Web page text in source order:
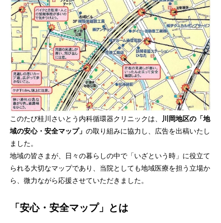
このたび桂川さいとう内科循環器クリニックは、
川岡地区の「地
域の安心・安全マップ」 の取り組みに協力し、広告を出稿いたし
ました。
地域の皆さまが、日々の暮らしの中で「いざという時」に役立て
られる大切なマップであり、当院としても地域医療を担う立場か
ら、微力ながら応援させていただきました。
「安心・安全マップ」とは